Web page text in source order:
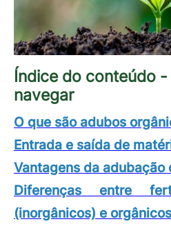
Índice do conteúdo
navegar
O que são adubos
Entrada e saída de
Vantagens da adubação
Diferenças entre
(inorgânicos) e orgânicos